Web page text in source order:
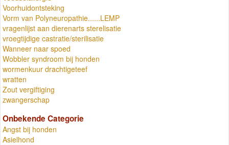
Voorhuidontsteking
Vorm van Polyneuropathie......LEMP
vragenlijst aan dierenarts sterelisatie
vroegtijdige castratie/sterilisatie
Wanneer naar spoed
Wobbler syndroom bij honden
wormenkuur drachtigeteef
wratten
Zout vergiftiging
zwangerschap
Onbekende Categorie
Angst bij honden
Asielhond